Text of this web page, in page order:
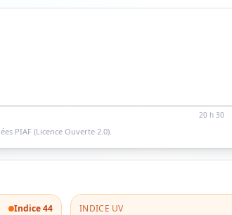
20 h 30
PIAF (Licence Ouverte 2.0).
Indice44 INDICE UV